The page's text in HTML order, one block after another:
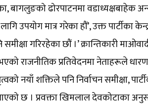
बागलुङको ढोरपाटनमा वडाध्यक्षबाहेक
उपयोग मात्र गरेका हौं’, उक्त
गरिरहेका छौं ।’ क्रान्तिकारी
राजनीतिक प्रतिवेदनमा नेताहरूले
नयाँ शक्तिले पनि निर्वाचन समीक्षा,
छ । प्रवक्ता खिमलाल देवकोटाका